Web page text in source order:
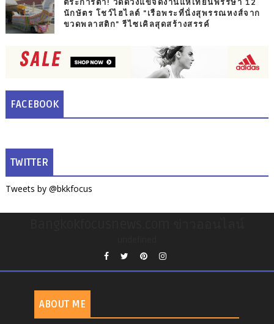
ตระการตา! วัดดวงแขจัดงานแห่เทียนพรรษา 12
นักษัตร โชว์ไฮไลต์ "เรือพระที่นั่งสุพรรณหงส์จาก
ขวดพลาสติก" รีไซเคิลสุดสร้างสรรค์
FACEBOOK
TWITTER
Tweets by @bkkfocus
ABOUT ME